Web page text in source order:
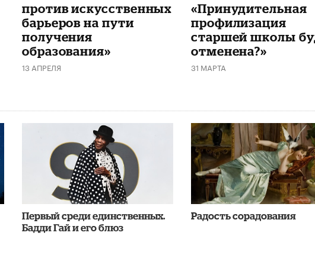
против искусственных
барьеров на пути
получения
образования»
13 АПРЕЛЯ
«Принудительная
профилизация
старшей школы
отменена?»
31 МАРТА
Первый среди единственных.
Бадди Гай и его блюз
Радость сорадования